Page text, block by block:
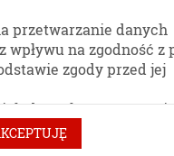
przetwarzanie danych
na zgodność z
zgody przed jej
danych oraz prawo
danych
danych osobowych, w